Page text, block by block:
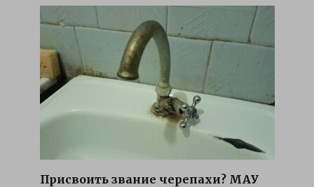
Присвоить звание черепахи? МАУ